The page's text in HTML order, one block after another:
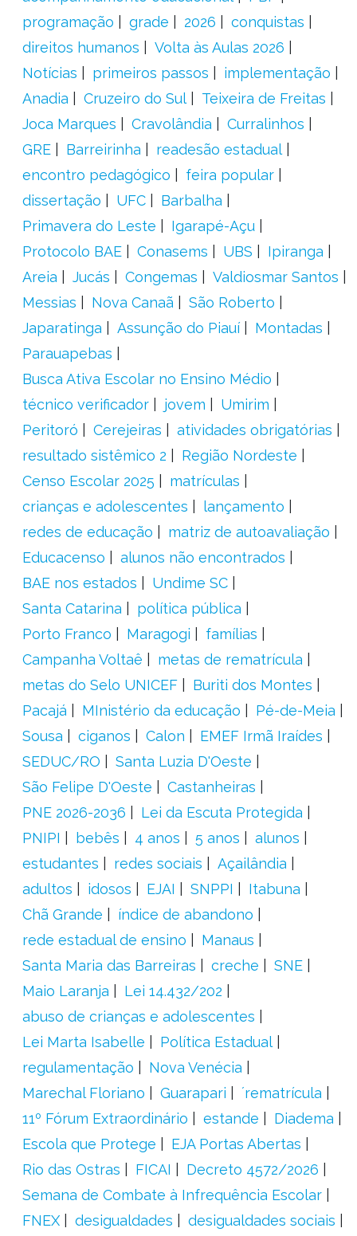
programação
grade 2026
conquistas
direitos humanos
Volta às Aulas 2026
Notícias
primeiros passos
implementação
Anadia
Cruzeiro do Sul
Teixeira de Freitas
Joca Marques
Cravolândia
Curralinhos
GRE
Barreirinha
readesão estadual
encontro pedagógico
feira popular
dissertação
UFC
Barbalha
Primavera do Leste
Igarapé-Açu
Protocolo BAE
Conasems UBS
Ipiranga
Areia
Jucás Congemas
Valdiosmar Santos
Messias
Nova Canaã
São Roberto
Japaratinga
Assunção do Piauí
Montadas
Parauapebas
Busca Ativa Escolar no Ensino Médio
técnico verificador
jovem
Umirim
Peritoró
Cerejeiras
atividades obrigatórias
resultado sistêmico 2
Região Nordeste
Censo Escolar 2025
matrículas
crianças e adolescentes
lançamento
redes de educação
matriz de autoavaliação
Educacenso
alunos não encontrados
BAE nos estados
Undime SC
Santa Catarina
política pública
Porto Franco
Maragogi
famílias
Campanha Voltaê
metas de rematrícula
metas do Selo UNICEF
Buriti dos Montes
Pacajá
MInistério da educação
Pé-de-Meia
Sousa
ciganos Calon
EMEF Irmã Iraídes
SEDUC/RO
Santa Luzia D'Oeste
São Felipe D'Oeste
Castanheiras
PNE 2026-2036
Lei da Escuta Protegida
PNIPI
bebês 4 anos 5 anos
alunos
estudantes
redes sociais
Açailândia
adultos
idosos EJAI SNPPI
Itabuna
Chã Grande
índice de abandono
rede estadual de ensino
Manaus
Santa Maria das Barreiras
creche
SNE
Maio Laranja
Lei 14.432/202
abuso de crianças e adolescentes
Lei Marta Isabelle
Política Estadual
regulamentação
Nova Venécia
Marechal Floriano
Guarapari
´rematrícula
11º Fórum Extraordinário
estande
Diadema
Escola que Protege
EJA Portas Abertas
Rio das Ostras
FICAI
Decreto 4572/2026
Semana de Combate à Infrequência Escolar
FNEX
desigualdades
desigualdades sociais